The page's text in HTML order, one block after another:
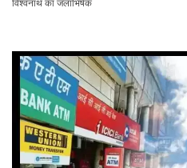
विश्वनाथ का जलाभिषेक